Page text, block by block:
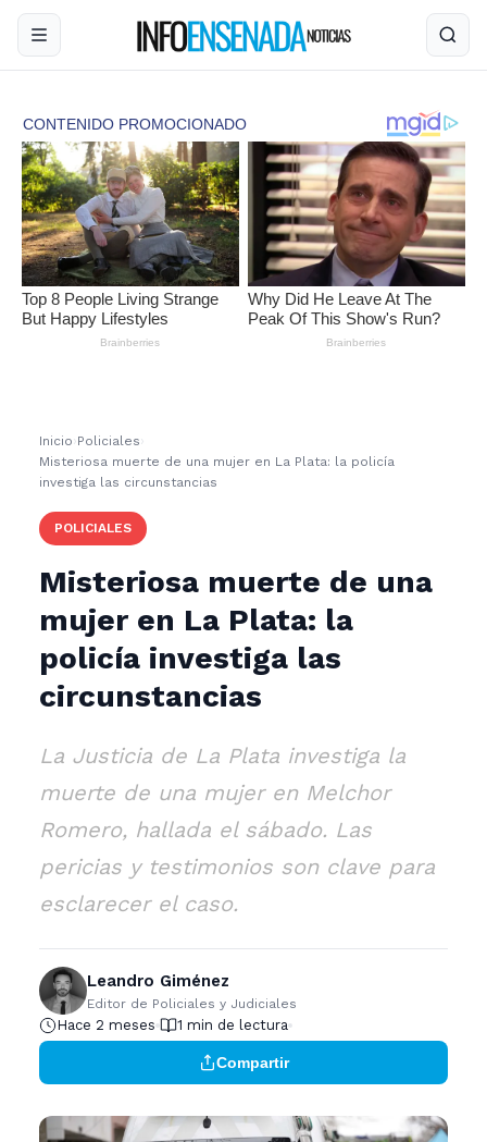
Inicio ›Policiales ›
Misteriosa muerte de una mujer en La Plata: la policía
investiga las circunstancias
POLICIALES
Misteriosa muerte de una
mujer en La Plata: la
policía investiga las
circunstancias
La Justicia de La Plata investiga la
muerte de una mujer en Melchor
Romero, hallada el sábado. Las
pericias y testimonios son clave para
esclarecer el caso.
Leandro Giménez
Editor de Policiales y Judiciales
Hace 2 meses 1 min de lectura
Compartir